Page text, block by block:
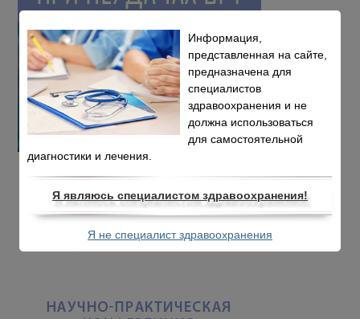
Информация,
представленная на сайте,
предназначена для
специалистов
здравоохранения и не
должна использоваться
для самостоятельной
диагностики и лечения.
Я являюсь специалистом здравоохранения!
Я не специалист здравоохранения